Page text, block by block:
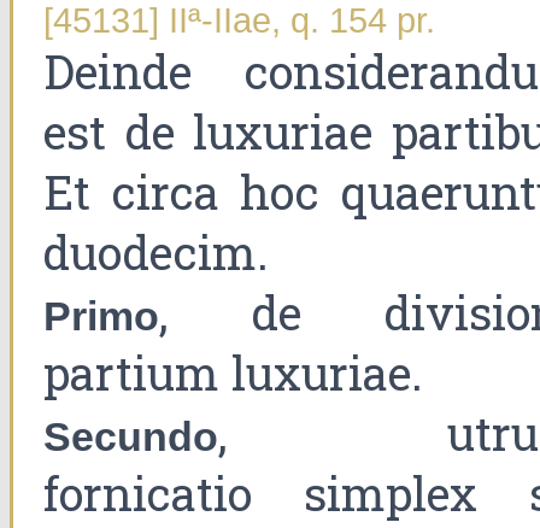
[45131] IIª-IIae, q. 154 pr.
Deinde
est de luxuriae
Et circa hoc
duodecim.
Primo, de
partium luxuriae.
Secundo,
fornicatio simplex